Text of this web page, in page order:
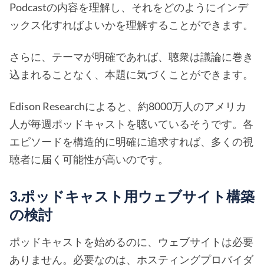
Podcastの内容を理解し、それをどのようにインデ
ックス化すればよいかを理解することができます。
さらに、テーマが明確であれば、聴衆は議論に巻き
込まれることなく、本題に気づくことができます。
Edison Researchによると、約8000万人のアメリカ
人が毎週ポッドキャストを聴いているそうです。各
エピソードを構造的に明確に追求すれば、多くの視
聴者に届く可能性が高いのです。
3.ポッドキャスト用ウェブサイト構築
の検討
ポッドキャストを始めるのに、ウェブサイトは必要
ありません。必要なのは、ホスティングプロバイダ